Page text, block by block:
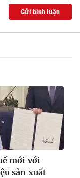
Gửi bình luận
mới với
sản xuất